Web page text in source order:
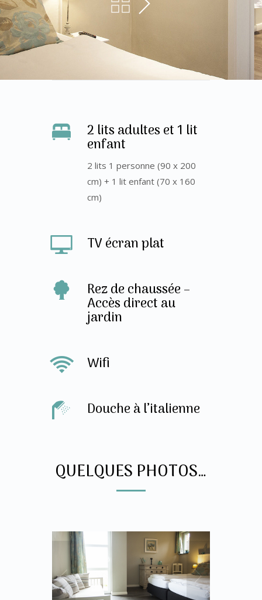
2 lits adultes et 1 lit
enfant
2 lits 1 personne (90 x 200
cm) + 1 lit enfant (70 x 160
cm)
TV écran plat
Rez de chaussée –
Accès direct au
jardin
Wifi
Douche à l’italienne
QUELQUES PHOTOS…